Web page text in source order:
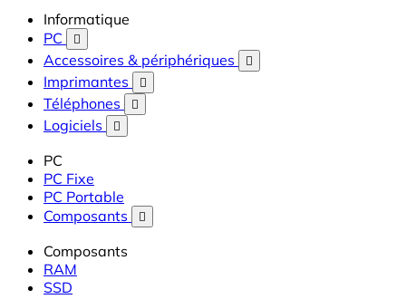
Informatique
PC

Accessoires & périphériques 
Imprimantes 
Téléphones 
Logiciels 
PC
PC Fixe
PC Portable
Composants

Composants
RAM
SSD